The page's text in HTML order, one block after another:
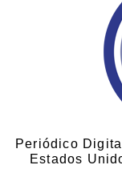
Periódico
Estados